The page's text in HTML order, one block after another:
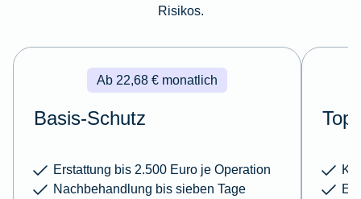
Risikos.
Ab 22,68 € monatlich
Basis-Schutz
Erstattung bis 2.500 Euro je Operation
Nachbehandlung bis sieben Tage